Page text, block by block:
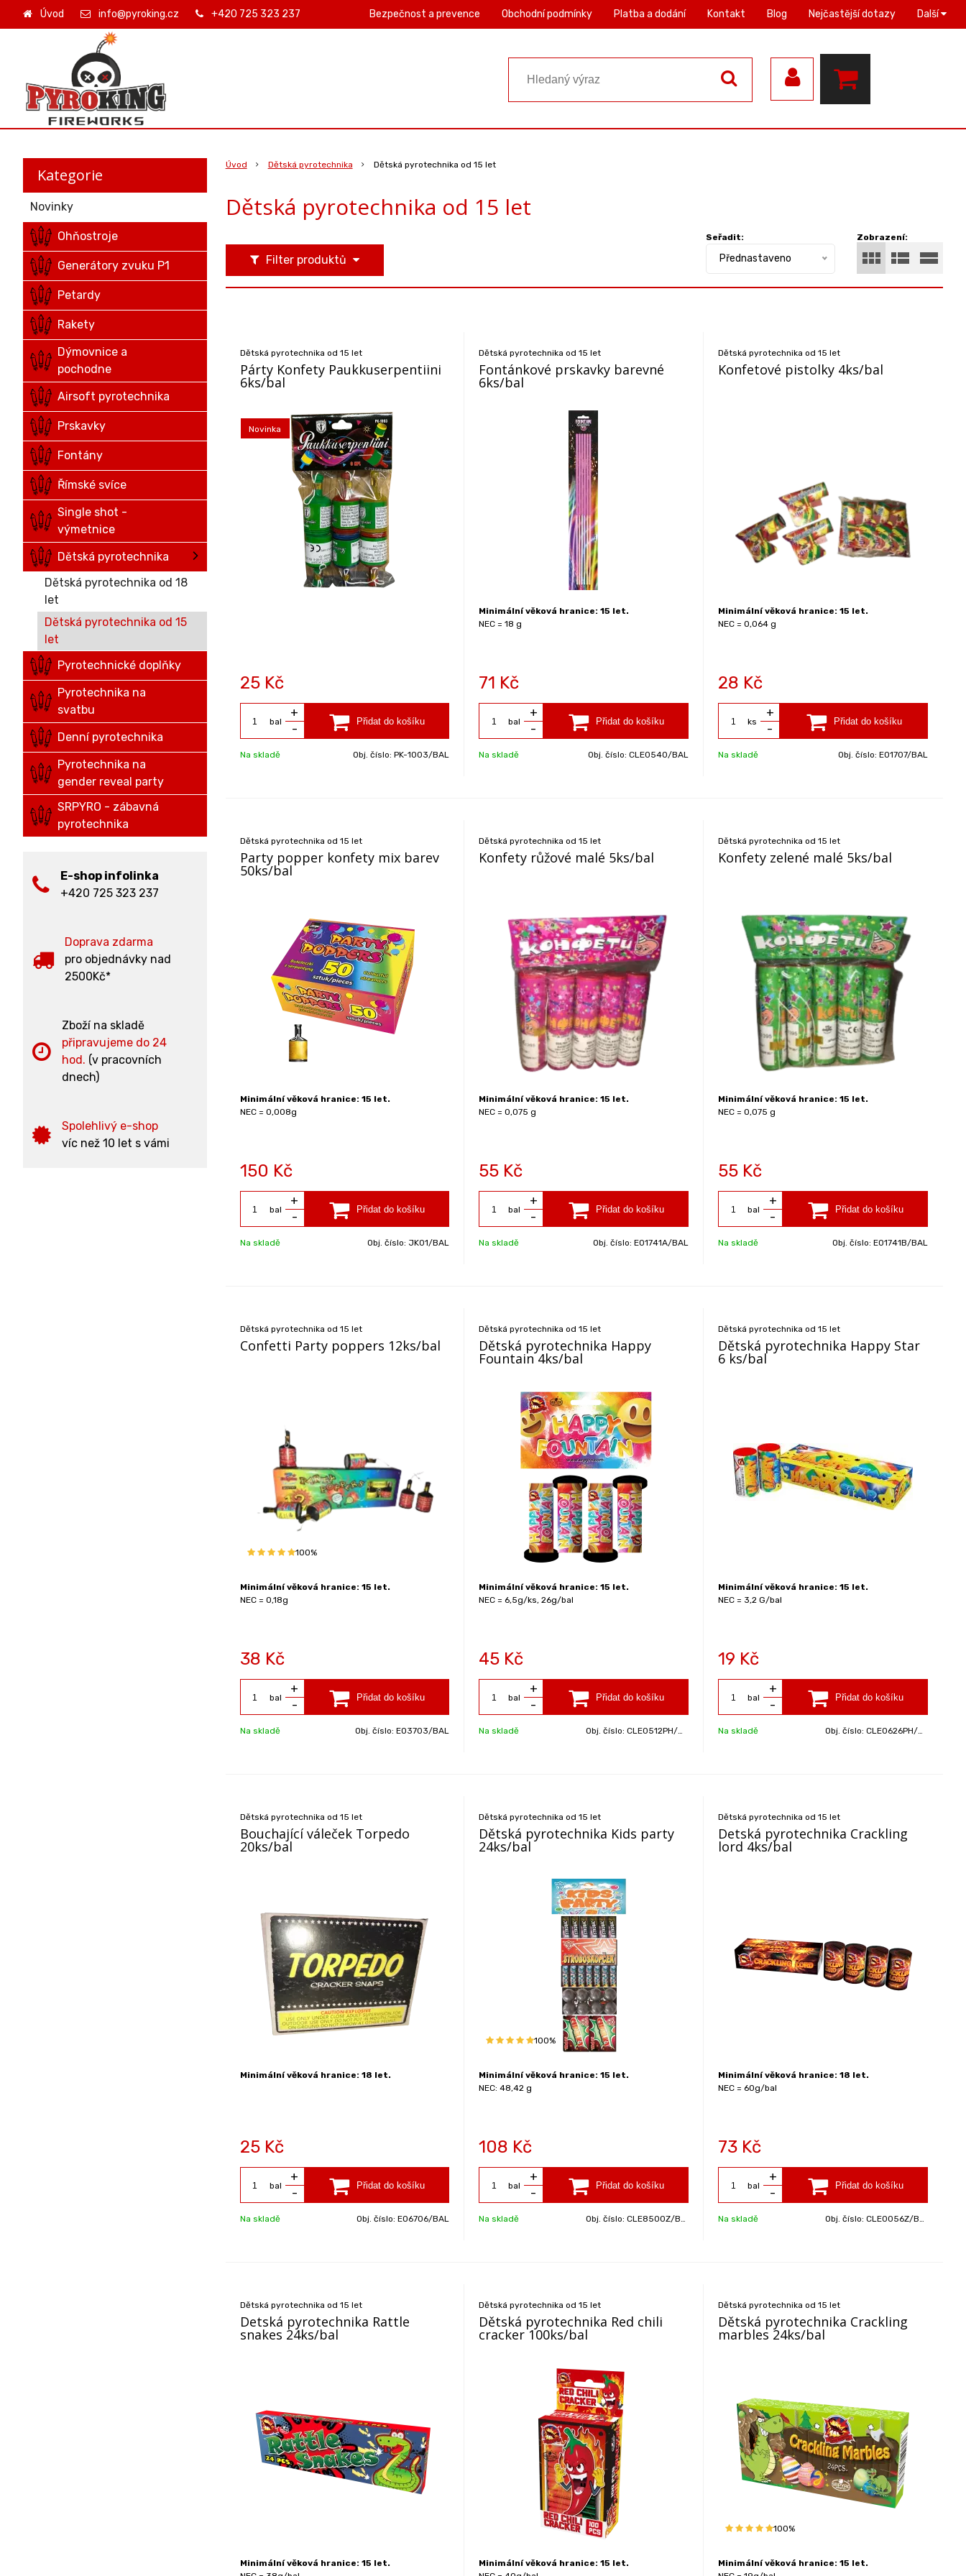
Úvod info@pyroking.cz +420 725 323 237 Bezpečnost a prevence Obchodní podmínky Platba a dodání Kontakt Blog Nejčastější dotazy Další
Úvod Dětská pyrotechnika Dětská pyrotechnika od 15 let
Dětská pyrotechnika od 15 let
Filter produktů
Zobrazení:
Seřadit:
Přednastaveno
Dětská pyrotechnika od 15 let
Párty Konfety Paukkuserpentiini
6ks/bal
Novinka
25 Kč
bal
+
-
Na skladě Obj. číslo:PK-1003/BAL
Dětská pyrotechnika od 15 let
Fontánkové prskavky barevné
6ks/bal
Minimální věková hranice: 15 let.
NEC = 18 g
71 Kč
bal
+
-
Na skladě Obj. číslo:CLE0540/BAL
Dětská pyrotechnika od 15 let
Konfetové pistolky 4ks/bal
Minimální věková hranice: 15 let.
NEC = 0,064 g
28 Kč
ks
+
-
Na skladě Obj. číslo: EO1707/BAL
Dětská pyrotechnika od 15 let
Party popper konfety mix barev
50ks/bal
Minimální věková hranice: 15 let.
NEC = 0,008g
150 Kč
bal
+
-
Na skladě Obj. číslo: JK01/BAL
Dětská pyrotechnika od 15 let
Konfety růžové malé 5ks/bal
Minimální věková hranice: 15 let.
NEC = 0,075 g
55 Kč
bal
+
-
Na skladě Obj. číslo:EO1741A/BAL
Dětská pyrotechnika od 15 let
Konfety zelené malé 5ks/bal
Minimální věková hranice: 15 let.
NEC = 0,075 g
55 Kč
bal
+
-
Na skladě Obj. číslo: EO1741B/BAL
Dětská pyrotechnika od 15 let
Confetti Party poppers 12ks/bal
100%
Minimální věková hranice: 15 let.
NEC = 0,18g
38 Kč
bal
+
-
Na skladě Obj. číslo:EO3703/BAL
Dětská pyrotechnika od 15 let
Dětská pyrotechnika Happy
Fountain 4ks/bal
Minimální věková hranice: 15 let.
NEC = 6,5g/ks, 26g/bal
45 Kč
bal
+
-
Na skladě Obj. číslo:CLE0512PH/BAL
Dětská pyrotechnika od 15 let
Dětská pyrotechnika Happy Star
6 ks/bal
Minimální věková hranice: 15 let.
NEC = 3,2 G/bal
19 Kč
bal
+
-
Na skladě Obj. číslo:CLE0626PH/BAL
Dětská pyrotechnika od 15 let
Bouchající váleček Torpedo
20ks/bal
Minimální věková hranice: 18 let.
25 Kč
bal
+
-
Na skladě Obj. číslo:EO6706/BAL
Dětská pyrotechnika od 15 let
Dětská pyrotechnika Kids party
24ks/bal
100%
Minimální věková hranice: 15 let.
NEC: 48,42 g
108 Kč
bal
+
-
Na skladě Obj. číslo:CLE8500Z/BAL
Dětská pyrotechnika od 15 let
Detská pyrotechnika Crackling
lord 4ks/bal
Minimální věková hranice: 18 let.
NEC = 60g/bal
73 Kč
bal
+
-
Na skladě Obj. číslo:CLE0056Z/BAL
Dětská pyrotechnika od 15 let
Detská pyrotechnika Rattle
snakes 24ks/bal
Minimální věková hranice: 15 let.
Dětská pyrotechnika od 15 let
Dětská pyrotechnika Red chili
cracker 100ks/bal
Minimální věková hranice: 15 let.
Dětská pyrotechnika od 15 let
Dětská pyrotechnika Crackling
marbles 24ks/bal
100%
Minimální věková hranice: 15 let.
Kategorie
Novinky
Ohňostroje
Generátory zvuku P1
Petardy
Rakety
Dýmovnice a
pochodne
Airsoft pyrotechnika
Prskavky
Fontány
Římské svíce
Single shot -
výmetnice
Dětská pyrotechnika
Dětská pyrotechnika od 18
let
Dětská pyrotechnika od 15
let
Pyrotechnické doplňky
Pyrotechnika na
svatbu
Denní pyrotechnika
Pyrotechnika na
gender reveal party
SRPYRO - zábavná
pyrotechnika
E-shop infolinka
+420 725 323 237
Doprava zdarma
pro objednávky nad
2500Kč*
Zboží na skladě
připravujeme do 24
hod. (v pracovních
dnech)
Spolehlivý e-shop
víc než 10 let s vámi